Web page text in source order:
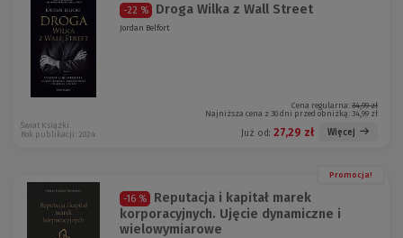
-22 % Droga Wilka z Wall Street
Jordan Belfort
Cena regularna: 34,99 zł
Najniższa cena z 30 dni przed obniżką: 34,99 zł
Już od: 27,29 zł Więcej
Świat Książki
Rok publikacji: 2024
Promocja!
-16 %
Reputacja i kapitał marek
korporacyjnych. Ujęcie dynamiczne i
wielowymiarowe